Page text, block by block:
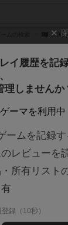
四国
四国1889
拡張/関連作品 0件
2
員の新しい
イ履歴を記
理しませんか
ーマを利用中
ームを記録す
レビューを
所有リスト
有
録（10秒）